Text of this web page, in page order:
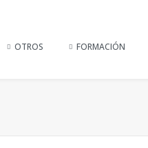
OTROS FORMACIÓN